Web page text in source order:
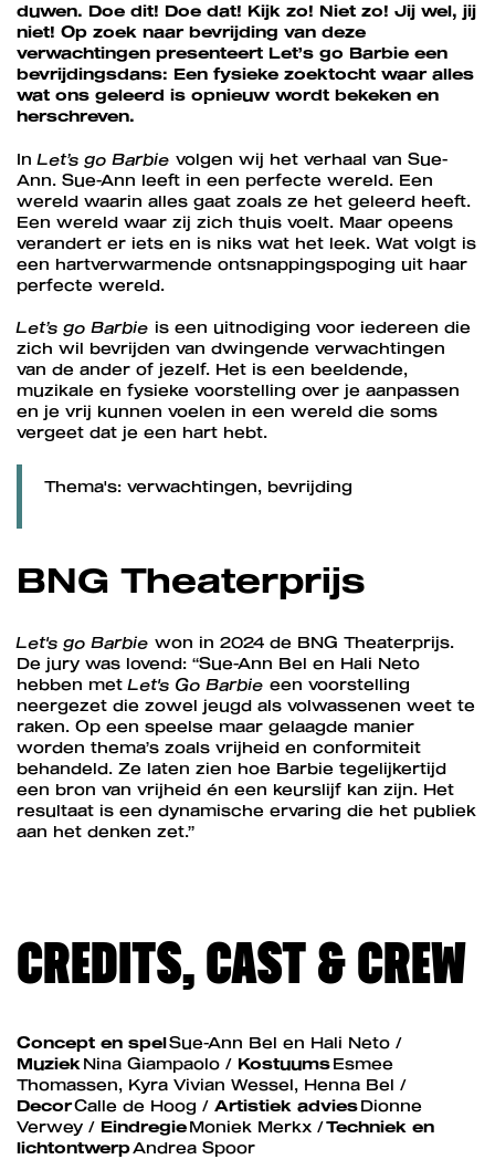
duwen. Doe dit! Doe dat! Kijk zo! Niet zo! Jij wel, jij
niet! Op zoek naar bevrijding van deze
verwachtingen presenteert Let’s go Barbie een
bevrijdingsdans: Een fysieke zoektocht waar alles
wat ons geleerd is opnieuw wordt bekeken en
herschreven.
InLet’s go Barbie volgen wij het verhaal van Sue-
Ann. Sue-Ann leeft in een perfecte wereld. Een
wereld waarin alles gaat zoals ze het geleerd heeft.
Een wereld waar zij zich thuis voelt. Maar opeens
verandert er iets en is niks wat het leek. Wat volgt is
een hartverwarmende ontsnappingspoging uit haar
perfecte wereld.
Let’s go Barbie is een uitnodiging voor iedereen die
zich wil bevrijden van dwingende verwachtingen
van de ander of jezelf. Het is een beeldende,
muzikale en fysieke voorstelling over je aanpassen
en je vrij kunnen voelen in een wereld die soms
vergeet dat je een hart hebt.
Thema's: verwachtingen, bevrijding
BNG Theaterprijs
Let's go Barbie won in 2024 de BNG Theaterprijs.
De jury was lovend: “Sue-Ann Bel en Hali Neto
hebben metLet's Go Barbie een voorstelling
neergezet die zowel jeugd als volwassenen weet te
raken. Op een speelse maar gelaagde manier
worden thema’s zoals vrijheid en conformiteit
behandeld. Ze laten zien hoe Barbie tegelijkertijd
een bron van vrijheid én een keurslijf kan zijn. Het
resultaat is een dynamische ervaring die het publiek
aan het denken zet.”
CREDITS, CAST & CREW
Concept en spelSue-Ann Bel en Hali Neto /
Muziek Nina Giampaolo / KostuumsEsmee
Thomassen, Kyra Vivian Wessel, Henna Bel /
DecorCalle de Hoog / Artistiek adviesDionne
Verwey / EindregieMoniek Merkx /Techniek en
lichtontwerpAndrea Spoor